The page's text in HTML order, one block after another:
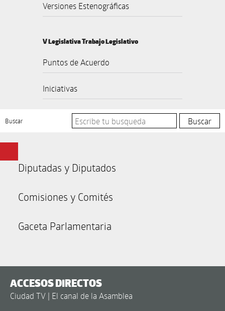
Versiones Estenográficas
V Legislativa Trabajo Legislativo
Puntos de Acuerdo
Iniciativas
Buscar
Diputadas y Diputados
Comisiones y Comités
Gaceta Parlamentaria
ACCESOS DIRECTOS
Ciudad TV | El canal de la Asamblea